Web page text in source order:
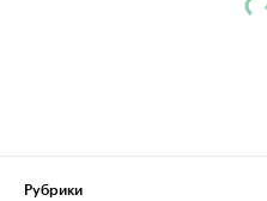
Рубрики